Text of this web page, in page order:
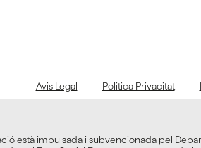
Avis Legal Politica Privacitat
està impulsada i subvencionada pel